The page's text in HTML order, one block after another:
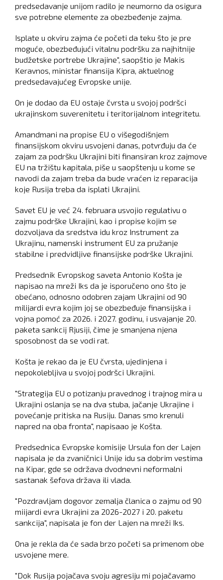
predsedavanje unijom radilo je neumorno da osigura
sve potrebne elemente za obezbeđenje zajma.
Isplate u okviru zajma će početi da teku što je pre
moguće, obezbeđujući vitalnu podršku za najhitnije
budžetske portrebe Ukrajine", saopštio je Makis
Keravnos, ministar finansija Kipra, aktuelnog
predsedavajućeg Evropske unije.
On je dodao da EU ostaje čvrsta u svojoj podršci
ukrajinskom suverenitetu i teritorijalnom integritetu.
Amandmani na propise EU o višegodišnjem
finansijskom okviru usvojeni danas, potvrđuju da će
zajam za podršku Ukrajini biti finansiran kroz zajmove
EU na tržištu kapitala, piše u saopštenju u kome se
navodi da zajam treba da bude vraćen iz reparacija
koje Rusija treba da isplati Ukrajini.
Savet EU je već 24. februara usvojio regulativu o
zajmu podrške Ukrajini, kao i propise kojim se
dozvoljava da sredstva idu kroz Instrument za
Ukrajinu, namenski instrument EU za pružanje
stabilne i predvidljive finansijske podrške Ukrajini.
Predsednik Evropskog saveta Antonio Košta je
napisao na mreži Iks da je isporučeno ono što je
obećano, odnosno odobren zajam Ukrajini od 90
milijardi evra kojim joj se obezbeđuje finansijska i
vojna pomoć za 2026. i 2027. godinu, i usvajanje 20.
paketa sankcij Rjusiji, čime je smanjena njena
sposobnost da se vodi rat.
Košta je rekao da je EU čvrsta, ujedinjena i
nepokolebljiva u svojoj podršci Ukrajini.
"Strategija EU o potizanju pravednog i trajnog mira u
Ukrajini oslanja se na dva stuba, jačanje Ukrajine i
povećanje pritiska na Rusiju. Danas smo krenuli
napred na oba fronta", napisaao je Košta.
Predsednica Evropske komisije Ursula fon der Lajen
napisala je da zvaničnici Unije idu sa dobrim vestima
na Kipar, gde se održava dvodnevni neformalni
sastanak šefova država ili vlada.
"Pozdravljam dogovor zemalja članica o zajmu od 90
miijardi evra Ukrajini za 2026-2027 i 20. paketu
sankcija", napisala je fon der Lajen na mreži Iks.
Ona je rekla da će sada brzo početi sa primenom obe
usvojene mere.
"Dok Rusija pojačava svoju agresiju mi pojačavamo